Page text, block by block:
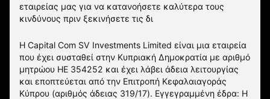
εταιρείας μας για να κατανοήσετε καλύτερα τους
κινδύνους πριν ξεκινήσετε τις δι
Η Capital Com SV Investments Limited είναι μια εταιρεία
που έχει συσταθεί στην Κυπριακή Δημοκρατία με αριθμό
μητρώου HE 354252 και έχει λάβει άδεια λειτουργίας
και εποπτεύεται από την Επιτροπή Κεφαλαιαγοράς
Κύπρου (αριθμός άδειας 319/17). Εγγεγραμμένη έδρα: Η